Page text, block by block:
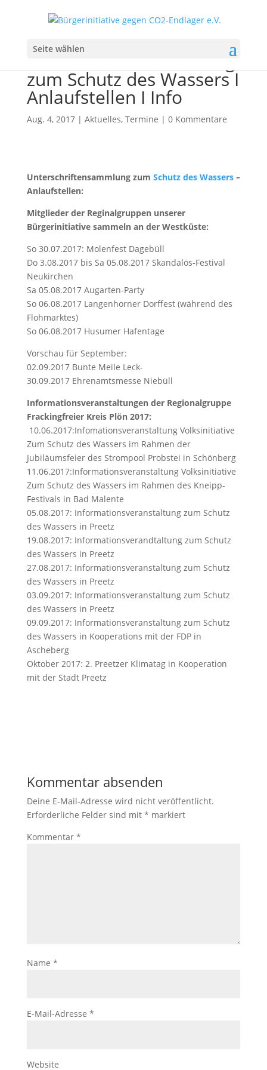
Seite wählen
#ViWasser
Unterschriftensammlung
zum Schutz des Wassers I
Anlaufstellen I Info
Aug. 4, 2017| Aktuelles, Termine | 0 Kommentare
Unterschriftensammlung zum Schutz des Wassers–
Anlaufstellen:
Mitglieder der Reginalgruppen unserer
Bürgerinitiative sammeln an der Westküste:
So 30.07.2017: Molenfest Dagebüll
Do 3.08.2017bis Sa 05.08.2017Skandalös-Festival
Neukirchen
Sa 05.08.2017Augarten-Party
So 06.08.2017 Langenhorner Dorffest (während des
Flohmarktes)
So 06.08.2017 Husumer Hafentage
Vorschau für September:
02.09.2017Bunte Meile Leck-
30.09.2017 Ehrenamtsmesse Niebüll
Informationsveranstaltungen der Regionalgruppe
Frackingfreier Kreis Plön2017:
10.06.2017:Infomationsveranstaltung Volksinitiative
Zum Schutz des Wassers im Rahmen der
Jubiläumsfeier des Strompool Probstei in Schönberg
11.06.2017:Informationsveranstaltung Volksinitiative
Zum Schutz des Wassers im Rahmen des Kneipp-
Festivals in Bad Malente
05.08.2017: Informationsveranstaltung zum Schutz
des Wassers in Preetz
19.08.2017: Informationsverandtaltung zum Schutz
des Wassers in Preetz
27.08.2017: Informationsveranstaltung zum Schutz
des Wassers in Preetz
03.09.2017: Informationsveranstaltung zum Schutz
des Wassers in Preetz
09.09.2017: Informationsveranstaltung zum Schutz
des Wassers in Kooperations mit der FDP in
Ascheberg
Oktober 2017: 2. Preetzer Klimatag in Kooperation
mit der Stadt Preetz
Kommentar absenden
Deine E-Mail-Adresse wird nicht veröffentlicht.
Erforderliche Felder sind mit * markiert
Kommentar *
Name *
E-Mail-Adresse *
Website